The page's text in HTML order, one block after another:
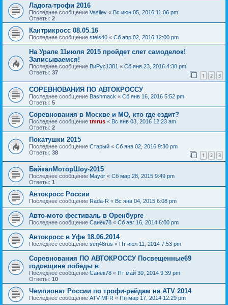
Ладога-трофи 2016
Последнее сообщение Vasilev « Вс июн 05, 2016 11:06 pm
Ответы: 2
Кантрикросс 08.05.16
Последнее сообщение stels40 « Сб апр 02, 2016 12:00 pm
На Урале 11июля 2015 пройдет слет самоделок!
Записываемся!
Последнее сообщение ВиРус1381 « Сб янв 23, 2016 4:38 pm
Ответы: 37 1 2 3
СОРЕВНОВАНИЯ ПО АВТОКРОССУ
Последнее сообщение Bashmack « Сб янв 16, 2016 5:52 pm
Ответы: 5
Соревнования в Москве и МО, кто где ездит?
Последнее сообщение tmrus « Вс янв 03, 2016 12:23 am
Ответы: 2
Покатушки 2015
Последнее сообщение Старый « Сб янв 02, 2016 9:30 pm
Ответы: 38 1 2 3
БайкалМоторШоу-2015
Последнее сообщение Mayor « Сб мар 28, 2015 9:49 pm
Ответы: 1
Автокросс России
Последнее сообщение Rada-R « Вс янв 04, 2015 6:08 pm
Авто-мото фестиваль в Оренбурге
Последнее сообщение Санёк78 « Сб авг 16, 2014 6:00 pm
Автокросс в Уфе 18.06.2014
Последнее сообщение serj48rus « Пт июл 11, 2014 7:53 pm
Соревнования ПО АВТОКРОССУ Посвещенные69
годовщине победы в
Последнее сообщение Санёк78 « Пт май 30, 2014 9:39 pm
Ответы: 10
Чемпионат России по трофи-рейдам на ATV 2014
Последнее сообщение ATV MFR « Пн мар 17, 2014 12:29 pm